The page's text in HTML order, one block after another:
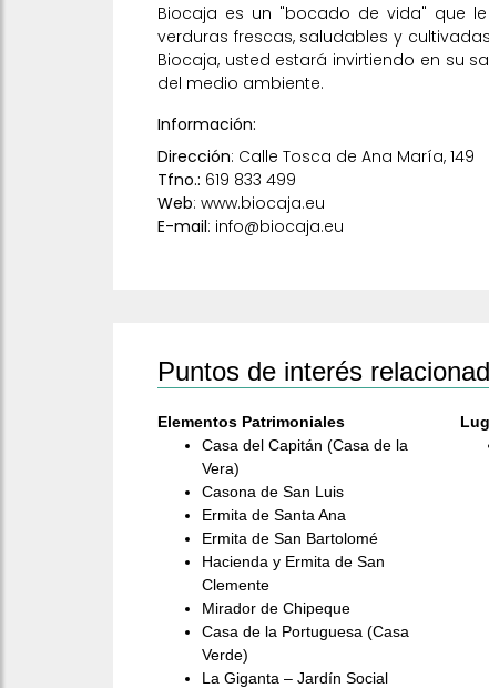
Biocaja es un "bocado de vida" que
verduras frescas, saludables y
Biocaja, usted estará invirtiendo en su
del medio ambiente.
Información:
Dirección: Calle Tosca de Ana María, 149
Tfno.: 619 833 499
Web: www.biocaja.eu
E-mail: info@biocaja.eu
Puntos de interés
Elementos Patrimoniales
Casa del Capitán (Casa de la
Vera)
Casona de San Luis
Ermita de Santa Ana
Ermita de San Bartolomé
Hacienda y Ermita de San
Clemente
Mirador de Chipeque
Casa de la Portuguesa (Casa
Verde)
La Giganta – Jardín Social